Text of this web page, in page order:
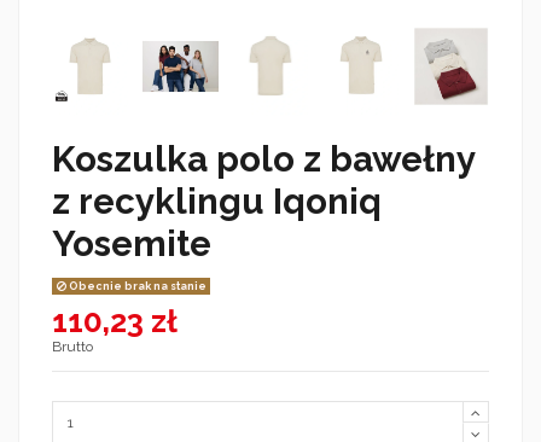
Koszulka polo z bawełny
z recyklingu Iqoniq
Yosemite
Obecnie brak na stanie
110,23 zł
Brutto